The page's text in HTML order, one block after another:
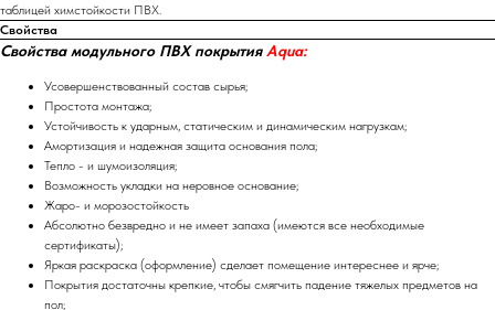
таблицей химстойкости ПВХ.
Свойства
Свойства модульного ПВХ покрытияAqua:
Усовершенствованный состав сырья;
Простота монтажа;
Устойчивость к ударным, статическим и динамическим нагрузкам;
Амортизация и надежная защита основания пола;
Тепло - и шумоизоляция;
Возможность укладки на неровное основание;
Жаро- и морозостойкость
Абсолютно безвредно и не имеет запаха (имеются все необходимые
сертификаты);
Яркая раскраска (оформление) сделает помещение интереснее и ярче;
Покрытия достаточны крепкие, чтобы смягчить падение тяжелых предметов на
пол;